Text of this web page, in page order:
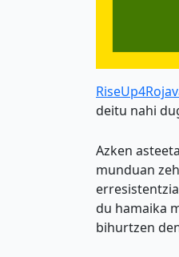
deitu nahi
Azken
munduan
du hamaika
bihurtzen